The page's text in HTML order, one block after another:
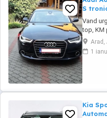
S
Vand
top, KM
importat
August,
in
Arad,
1
Kia